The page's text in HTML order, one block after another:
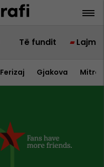
Të fundit Lajme
Ferizaj Gjakova